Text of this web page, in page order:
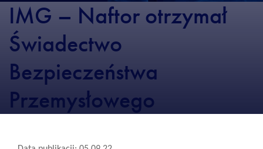
IMG – Naftor otrzymał
Świadectwo
Bezpieczeństwa
Przemysłowego